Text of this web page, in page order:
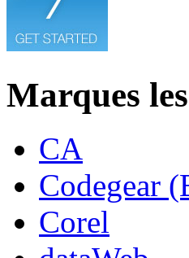
Marques
CA
Codegear
Corel